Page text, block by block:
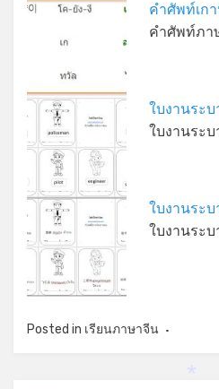
คำศัพท์เก
คำศัพท์ภา
ใบงานระ
ใบงานระ
ใบงานระ
ใบงานระ
Posted in เรียนภาษาจีน